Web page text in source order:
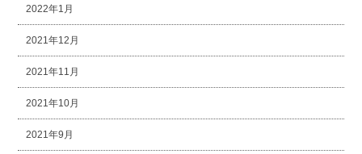
2022年1月
2021年12月
2021年11月
2021年10月
2021年9月